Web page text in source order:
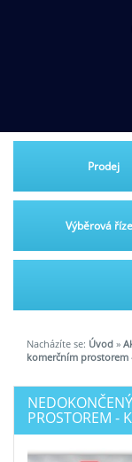
Prodej
Výběrová
Nacházíte se: Úvod »
komerčním prostorem
PROSTOREM -